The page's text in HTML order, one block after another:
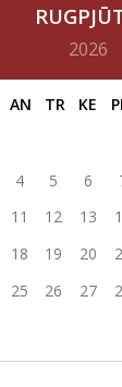
2026
AN TR KE
4 5 6
11 12 13
18 19 20
25 26 27